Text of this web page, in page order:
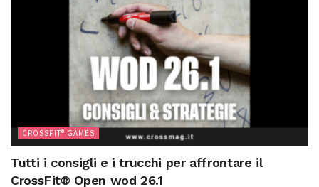
CROSSFIT® GAMES
Tutti i consigli e i trucchi per affrontare il
CrossFit® Open wod 26.1